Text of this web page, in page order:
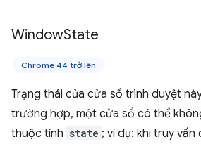
WindowState
Chrome 44 trở lên
Trạng thái của cửa sổ trình duyệt
trường hợp, một cửa sổ có thể
thuộc tính state ; ví dụ: khi truy